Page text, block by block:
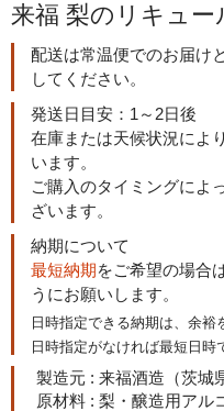
来福 梨のリキュー
配送は常温便でのお届け
してください。
発送日目安：1～2日後
在庫または天候状況によ
います。
ご購入のタイミングによ
ざいます。
納期について
最短納期をご希望の場合
うにお願いします。
日時指定できる納期は、余裕
日時指定がなければ最短日時
製造元 : 来福酒造（茨城
原材料 : 梨・醸造用アル